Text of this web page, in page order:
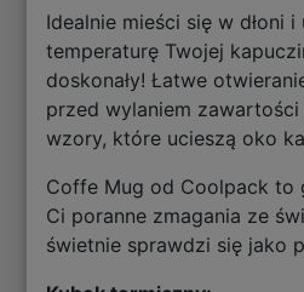
Idealnie mieści się w dłoni
temperaturę Twojej
doskonały! Łatwe
przed wylaniem
wzory, które ucieszą oko
Coffe Mug od Coolpack to
Ci poranne zmagania ze
świetnie sprawdzi się jako